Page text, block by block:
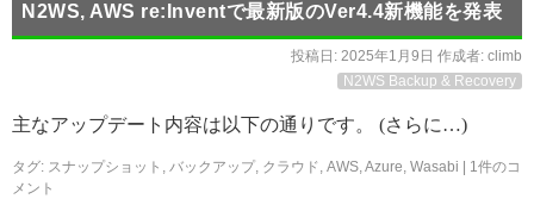
N2WS, AWS re:Inventで最新版のVer4.4新機能を発表
投稿日: 2025年1月9日 作成者: climb
N2WS Backup & Recovery
主なアップデート内容は以下の通りです。 (さらに…)
タグ: スナップショット , バックアップ, クラウド, AWS,Azure, Wasabi
1件のコ
メント